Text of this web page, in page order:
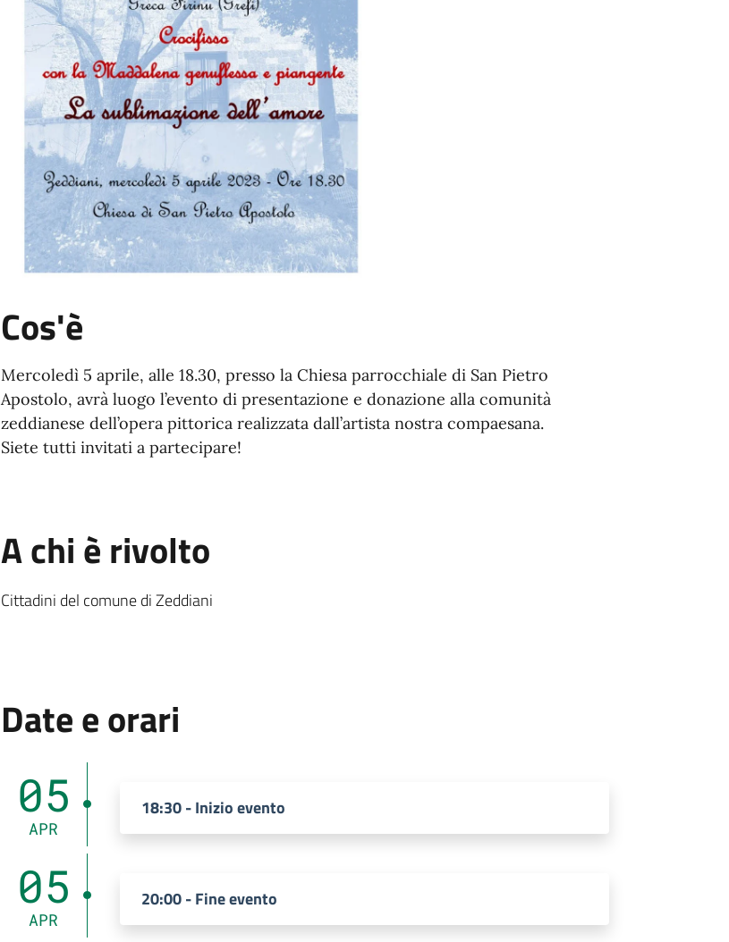
Cos'è
Mercoledì 5 aprile, alle 18.30, presso la Chiesa parrocchiale di San Pietro
Apostolo, avrà luogo l’evento di presentazione e donazione alla comunità
zeddianese dell’opera pittorica realizzata dall’artista nostra compaesana.
Siete tutti invitati a partecipare!
A chi è rivolto
Cittadini del comune di Zeddiani
Date e orari
05
APR
18:30 - Inizio evento
05
APR
20:00 - Fine evento